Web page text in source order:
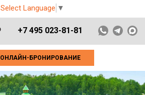
Select Language ▼
+7 495 023-81-81
ОНЛАЙН-БРОНИРОВАНИЕ